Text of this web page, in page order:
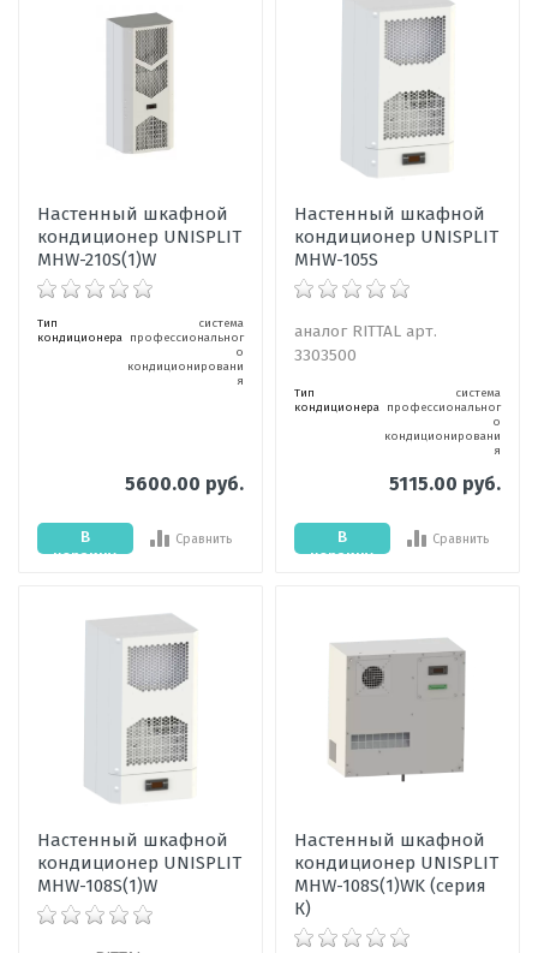
Настенный шкафной
кондиционер UNISPLIT
MHW-210S(1)W
Тип
кондиционера
система
профессиональног
о
кондиционировани
я
5600.00 руб.
В
корзину
Сравнить
Настенный шкафной
кондиционер UNISPLIT
MHW-105S
аналог RITTAL арт.
3303500
Тип
кондиционера
система
профессиональног
о
кондиционировани
я
5115.00 руб.
В
корзину
Сравнить
Настенный шкафной
кондиционер UNISPLIT
MHW-108S(1)W
Настенный шкафной
кондиционер UNISPLIT
MHW-108S(1)WK (серия
К)